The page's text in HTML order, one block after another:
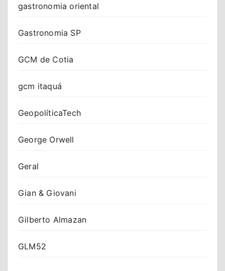
gastronomia oriental
Gastronomia SP
GCM de Cotia
gcm itaquá
GeopolíticaTech
George Orwell
Geral
Gian & Giovani
Gilberto Almazan
GLM52